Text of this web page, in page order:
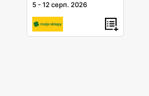
5 -12 серп. 2026